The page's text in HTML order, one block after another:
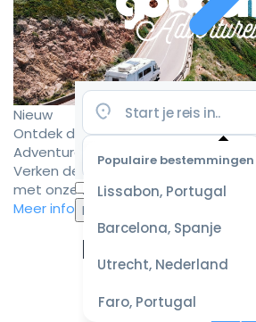
Populaire bestemmingen
Lissabon, Portugal
Barcelona, Spanje
Utrecht, Nederland
Faro, Portugal
Selecteer
datum
voor de
beste
prijzen
Nieuw
Ontdek de mooiste camperroutes
Adventures
Verken de mooiste
met onze zorgvuldig
Meer informatie
Ervaar de